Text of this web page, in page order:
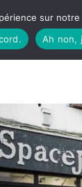
BASQUES
sur
Ah non,